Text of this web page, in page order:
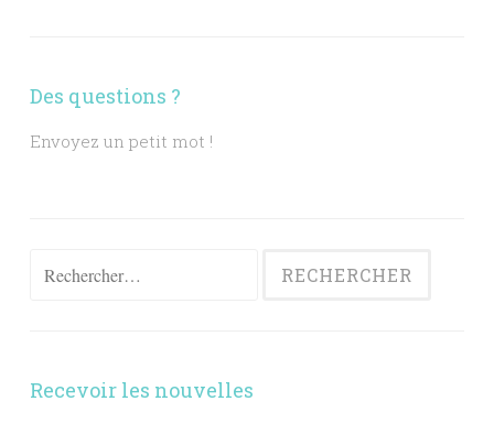
Des questions ?
Envoyez un petit mot !
Rechercher :
Recevoir les nouvelles